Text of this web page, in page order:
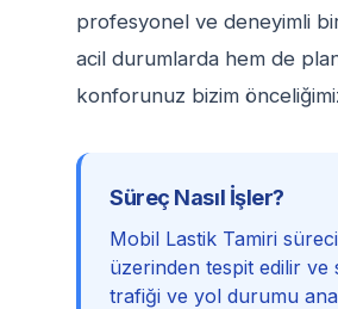
profesyonel ve deneyimli
acil durumlarda hem de
konforunuz bizim
Süreç Nasıl İşler?
Mobil Lastik Tamiri
üzerinden tespit edilir ve
trafiği ve yol durumu